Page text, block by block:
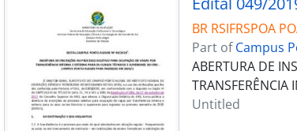
BR RSIFRSPOA
Part ofCampus
ABERTURA DE
TRANSFERÊNCIA
Untitled